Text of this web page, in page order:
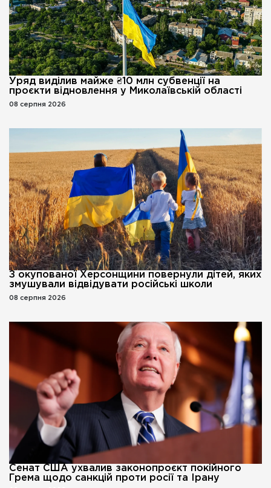
Уряд виділив майже ₴10 млн субвенції на
проєкти відновлення у Миколаївській області
08 серпня 2026
З окупованої Херсонщини повернули дітей, яких
змушували відвідувати російські школи
08 серпня 2026
Сенат США ухвалив законопроєкт покійного
Грема щодо санкцій проти росії та Ірану